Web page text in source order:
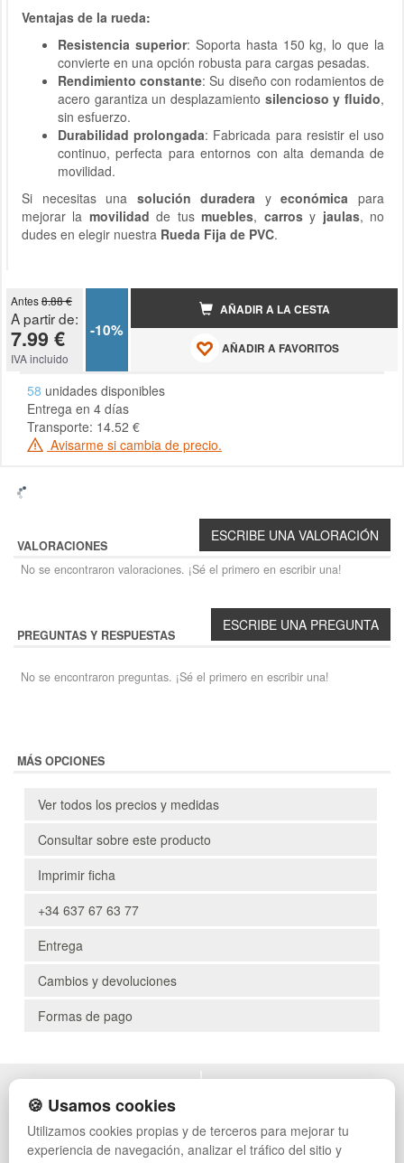
Ventajas de la rueda:
Resistencia superior: Soporta hasta 150 kg, lo que la
convierte en una opción robusta para cargas pesadas.
Rendimiento constante: Su diseño con rodamientos de
acero garantiza un desplazamiento silencioso y fluido,
sin esfuerzo.
Durabilidad prolongada: Fabricada para resistir el uso
continuo, perfecta para entornos con alta demanda de
movilidad.
Si necesitas una solución duradera yeconómica para
mejorar la movilidad de tusmuebles, carrosy jaulas, no
dudes en elegir nuestra Rueda Fija de PVC.
Antes8.88 €
A partir de:
7.99 €
IVA incluido
-10%
AÑADIR A LA CESTA
AÑADIR A FAVORITOS
58 unidades disponibles
Entrega en 4 días
Transporte: 14.52 €
Avisarme si cambia de precio.
VALORACIONES
No se encontraron valoraciones. ¡Sé el primero en escribir una!
PREGUNTAS Y RESPUESTAS
No se encontraron preguntas. ¡Sé el primero en escribir una!
MÁS OPCIONES
Ver todos los precios y medidas
Consultar sobre este producto
Imprimir ficha
+34 637 67 63 77
Entrega
Cambios y devoluciones
Formas de pago
POLÍTICA DE PRIVACIDAD
CONDICIONES DE USO
CAMBIOS Y DEVOLUCIONES
CONTACTO
MUEBLES VINTAGE
MUEBLES HOSTELERÍA
🍪 Usamos cookies
Utilizamos cookies propias y de terceros para mejorar tu
experiencia de navegación, analizar el tráfico del sitio y